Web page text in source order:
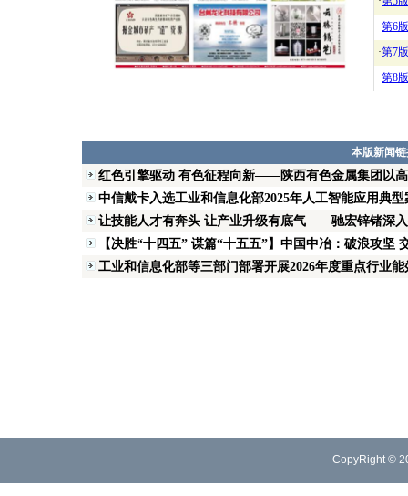
·第6版
·第7版
·第8版
本版新闻
红色引擎驱动 有色征程向新——陕西有色金属集团以
中信戴卡入选工业和信息化部2025年人工智能应用典型
让技能人才有奔头 让产业升级有底气——驰宏锌锗深
【决胜“十四五” 谋篇“十五五”】中国中冶：破浪攻坚
工业和信息化部等三部门部署开展2026年度重点行业
CopyRight ©